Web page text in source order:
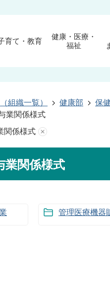
育て・教育
健康・医療・
福祉
組織一覧） 健康部 保
業関係様式
関係様式
業関係様式
管理医療機器